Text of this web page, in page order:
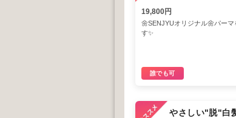
19,800円
🌼SENJYUオリジナル🌼パー
す✨
誰でも可
やさしい"脱"白